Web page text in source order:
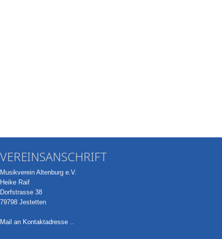
VEREINSANSCHRIFT
Musikverein Altenburg e.V.
Heike Raif
Dorfstrasse 38
79798 Jestetten
Mail an Kontaktadresse ..